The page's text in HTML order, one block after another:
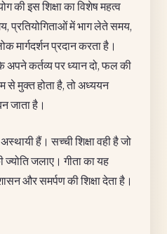
की इस शिक्षा का विशेष महत्व
प्रतियोगिताओं में भाग लेते समय,
मार्गदर्शन प्रदान करता है।
अपने कर्तव्य पर ध्यान दो, फल की
से मुक्त होता है, तो अध्ययन
जाता है।
हैं। सच्ची शिक्षा वही है जो
ज्योति जलाए। गीता का यह
और समर्पण की शिक्षा देता है।